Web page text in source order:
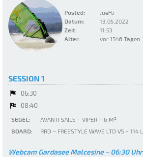
Posted:
JueFli
Datum:
13.05.2022
Zeit:
11:53
Alter:
vor 1546 Tagen
SESSION 1
06:30
08:40
SEGEL:
AVANTI SAILS – VIPER – 6 M²
BOARD:
RRD – FREESTYLE WAVE LTD V5 – 114 L
Webcam Gardasee Malcesine – 06:30 Uhr